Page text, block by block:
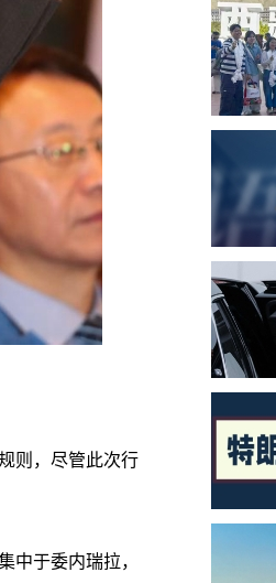
则，尽管此次行
中于委内瑞拉，